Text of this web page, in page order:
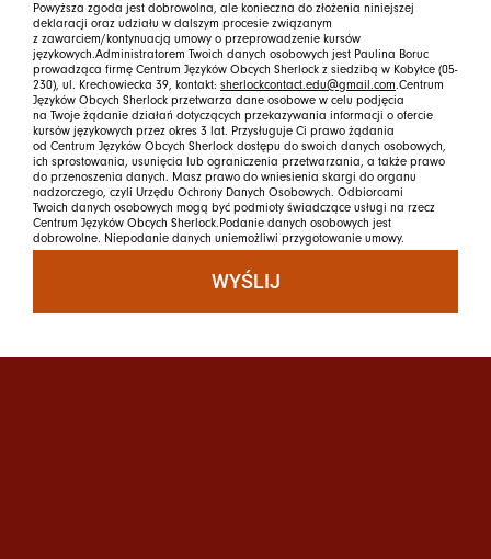
Powyższa zgoda jest dobrowolna, ale konieczna do złożenia niniejszej
deklaracji oraz udziału w dalszym procesie związanym
z zawarciem/kontynuacją umowy o przeprowadzenie kursów
językowych.Administratorem Twoich danych osobowych jest Paulina Boruc
prowadząca firmę Centrum Języków Obcych Sherlock z siedzibą w Kobyłce (05-
230), ul. Krechowiecka 39, kontakt: sherlockcontact.edu@gmail.com.Centrum
Języków Obcych Sherlock przetwarza dane osobowe w celu podjęcia
na Twoje żądanie działań dotyczących przekazywania informacji o ofercie
kursów językowych przez okres 3 lat. Przysługuje Ci prawo żądania
od Centrum Języków Obcych Sherlock dostępu do swoich danych osobowych,
ich sprostowania, usunięcia lub ograniczenia przetwarzania, a także prawo
do przenoszenia danych. Masz prawo do wniesienia skargi do organu
nadzorczego, czyli Urzędu Ochrony Danych Osobowych. Odbiorcami
Twoich danych osobowych mogą być podmioty świadczące usługi na rzecz
Centrum Języków Obcych Sherlock.Podanie danych osobowych jest
dobrowolne. Niepodanie danych uniemożliwi przygotowanie umowy.
WYŚLIJ